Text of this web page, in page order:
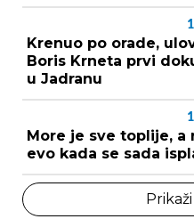
Krenuo po orade,
Boris Krneta prvi
u Jadranu
More je sve toplije, a
evo kada se sada